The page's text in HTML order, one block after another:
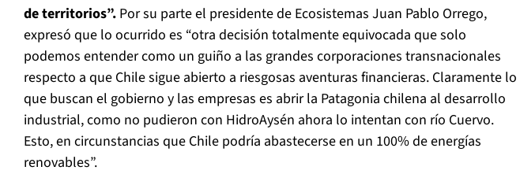
de territorios”. Por su parte el presidente de Ecosistemas Juan Pablo Orrego,
expresó que lo ocurrido es “otra decisión totalmente equivocada que solo
podemos entender como un guiño a las grandes corporaciones transnacionales
respecto a que Chile sigue abierto a riesgosas aventuras financieras. Claramente lo
que buscan el gobierno y las empresas es abrir la Patagonia chilena al desarrollo
industrial, como no pudieron con HidroAysén ahora lo intentan con río Cuervo.
Esto, en circunstancias que Chile podría abastecerse en un 100% de energías
renovables”.